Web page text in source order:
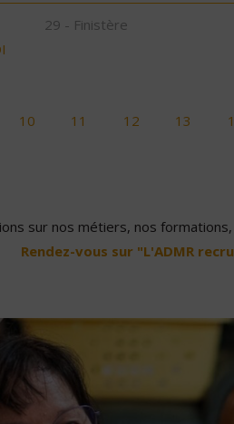
29 - Finistère
10 11 12 13
sur nos métiers, nos
Rendez-vous sur "L'ADMR